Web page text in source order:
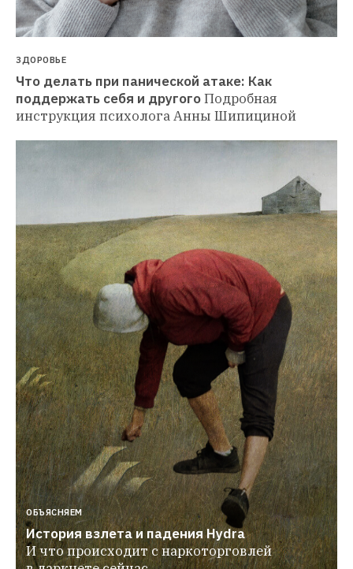
ЗДОРОВЬЕ
Что делать при панической атаке: Как
поддержать себя и другогоПодробная
инструкция психолога Анны Шипициной
ОБЪЯСНЯЕМ
История взлета и падения Hydra
И что происходит с наркоторговлей